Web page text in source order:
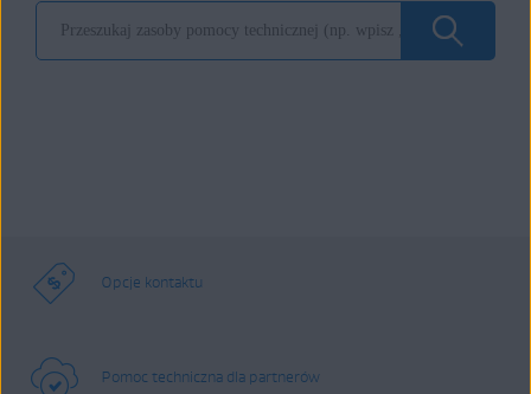
Opcje kontaktu
Pomoc techniczna dla partnerów